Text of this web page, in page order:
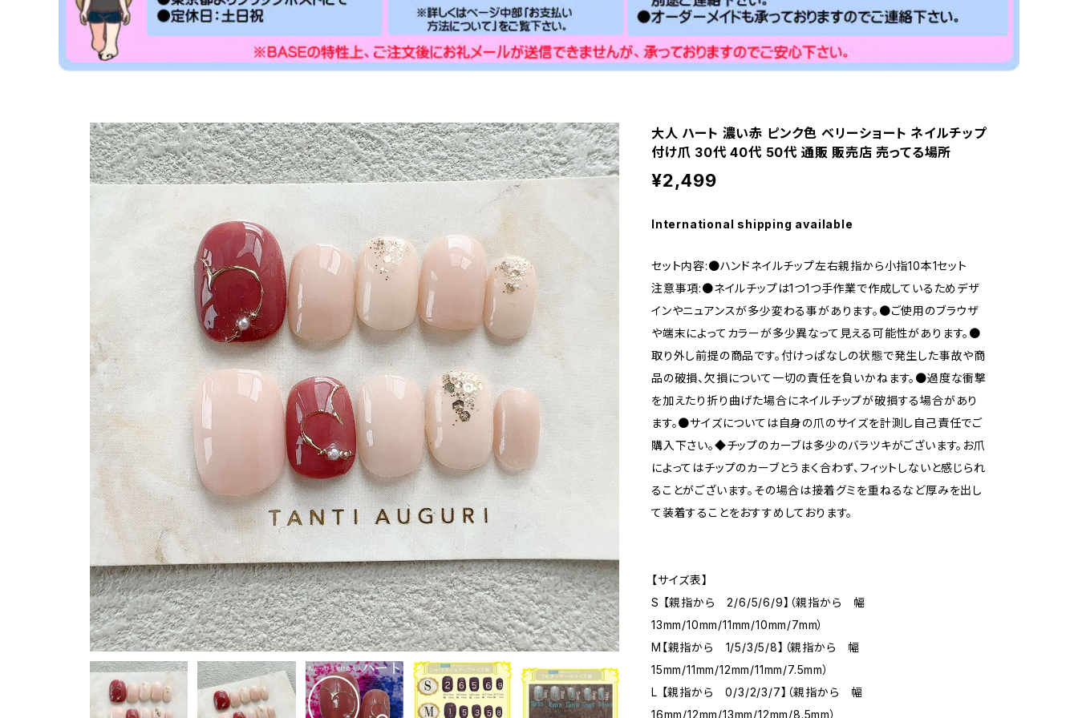
大人 ハート 濃い赤 ピンク色 ベリーショート ネイルチップ
付け爪 30代 40代 50代 通販 販売店 売ってる場所
¥2,499
International shipping available
セット内容:●ハンドネイルチップ左右親指から小指10本1セット
注意事項:●ネイルチップは1つ1つ手作業で作成しているためデザ
インやニュアンスが多少変わる事があります。●ご使用のブラウザ
や端末によってカラーが多少異なって見える可能性があります。●
取り外し前提の商品です。付けっぱなしの状態で発生した事故や商
品の破損、欠損について一切の責任を負いかねます。●過度な衝撃
を加えたり折り曲げた場合にネイルチップが破損する場合があり
ます。●サイズについては自身の爪のサイズを計測し自己責任でご
購入下さい。◆チップのカーブは多少のバラツキがございます。お爪
によってはチップのカーブとうまく合わず、フィットしないと感じられ
ることがございます。その場合は接着グミを重ねるなど厚みを出し
て装着することをおすすめしております。
【サイズ表】
S 【親指から 2/6/5/6/9】（親指から 幅
13mm/10mm/11mm/10mm/7mm）
M【親指から 1/5/3/5/8】（親指から 幅
15mm/11mm/12mm/11mm/7.5mm）
L 【親指から 0/3/2/3/7】（親指から 幅
16mm/12mm/13mm/12mm/8.5mm）